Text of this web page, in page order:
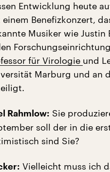
Entwicklung heute
einem Benefizkonzert,
Musiker wie Justin
für Virologie und
Marburg und an
Rahmlow: Sie
soll der in die
sind Sie?
Vielleicht muss ich